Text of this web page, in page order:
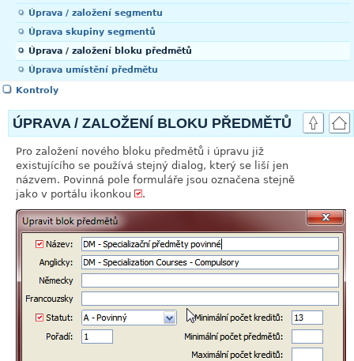
Úprava / založení segmentu
Úprava skupiny segmentů
Úprava / založení bloku předmětů
Úprava umístění předmětu
Kontroly
ÚPRAVA / ZALOŽENÍ BLOKU PŘEDMĚTŮ
Pro založení nového bloku předmětů i úpravu již
existujícího se používá stejný dialog, který se liší jen
názvem. Povinná pole formuláře jsou označena stejně
jako v portálu ikonkou
.